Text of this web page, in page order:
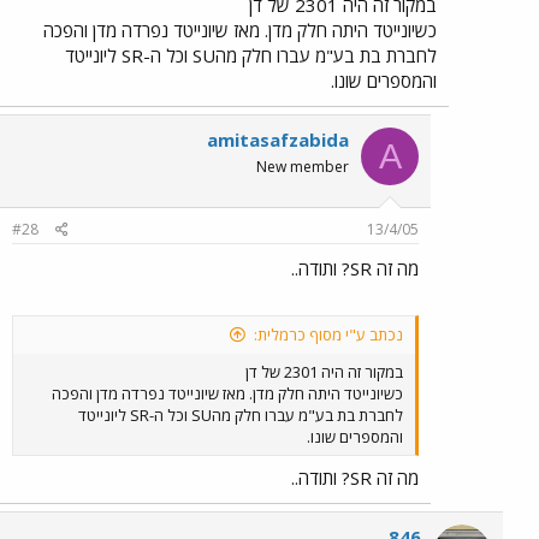
במקור זה היה 2301 של דן
כשיונייטד היתה חלק מדן. מאז שיונייטד נפרדה מדן והפכה
לחברת בת בע"מ עברו חלק מהSU וכל ה-SR ליונייטד
והמספרים שונו.
A
amitasafzabida
New member
13/4/05
#28
מה זה SR? ותודה..
נכתב ע"י מסוף כרמלית:
במקור זה היה 2301 של דן
כשיונייטד היתה חלק מדן. מאז שיונייטד נפרדה מדן והפכה
לחברת בת בע"מ עברו חלק מהSU וכל ה-SR ליונייטד
והמספרים שונו.
מה זה SR? ותודה..